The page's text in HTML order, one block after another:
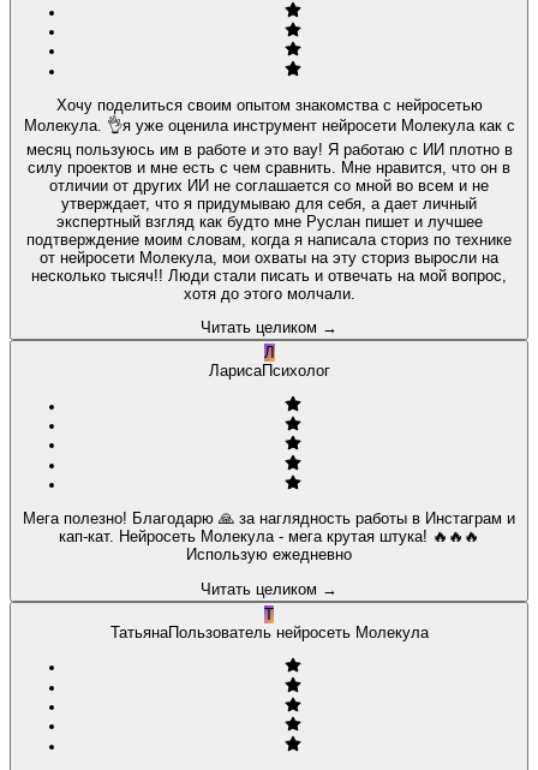
Хочу поделиться своим опытом знакомства с нейросетью
Молекула. 👌я уже оценила инструмент нейросети Молекула как с
месяц пользуюсь им в работе и это вау! Я работаю с ИИ плотно в
силу проектов и мне есть с чем сравнить. Мне нравится, что он в
отличии от других ИИ не соглашается со мной во всем и не
утверждает, что я придумываю для себя, а дает личный
экспертный взгляд как будто мне Руслан пишет и лучшее
подтверждение моим словам, когда я написала сториз по технике
от нейросети Молекула, мои охваты на эту сториз выросли на
несколько тысяч!! Люди стали писать и отвечать на мой вопрос,
хотя до этого молчали.
Читать целиком →
Л
ЛарисаПсихолог
Мега полезно! Благодарю 🙏 за наглядность работы в Инстаграм и
кап-кат. Нейросеть Молекула - мега крутая штука! 🔥🔥🔥
Использую ежедневно
Читать целиком →
Т
ТатьянаПользователь нейросеть Молекула